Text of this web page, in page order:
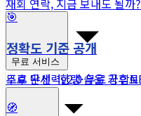
재회 연락, 지금 보내도 될까?
무료 서비스
무료 만세력v2.0무료 궁합
🎯
정확도 기준 공개
조후 우선 · 한랭·습윤 기후
🧭